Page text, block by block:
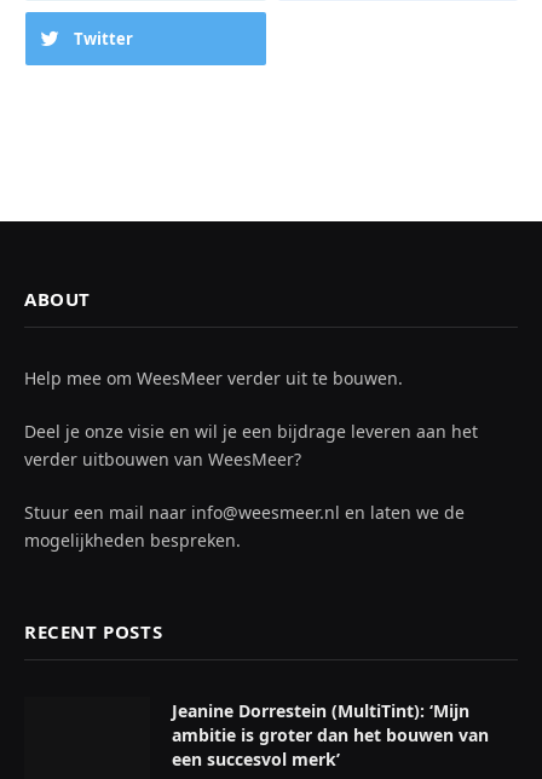
Twitter
ABOUT
Help mee om WeesMeer verder uit te bouwen.
Deel je onze visie en wil je een bijdrage leveren aan het
verder uitbouwen van WeesMeer?
Stuur een mail naar info@weesmeer.nl en laten we de
mogelijkheden bespreken.
RECENT POSTS
Jeanine Dorrestein (MultiTint): ‘Mijn
ambitie is groter dan het bouwen van
een succesvol merk’